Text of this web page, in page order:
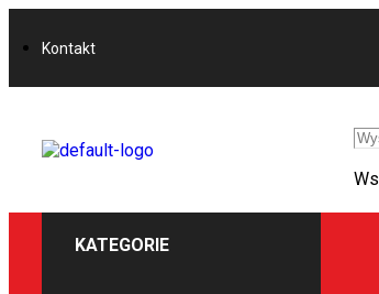
Kontakt
KATEGORIE